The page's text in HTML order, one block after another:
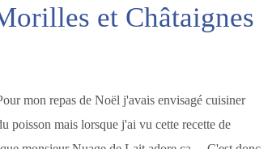
et Châtaignes
mon repas de Noël j'avais envisagé cuisiner
poisson mais lorsque j'ai vu cette recette de